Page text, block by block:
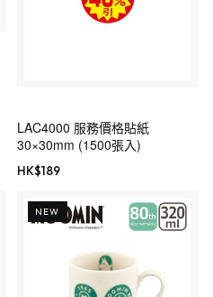
LAC4000 服務價格貼紙
30×30mm (1500張入)
HK$189
NEW